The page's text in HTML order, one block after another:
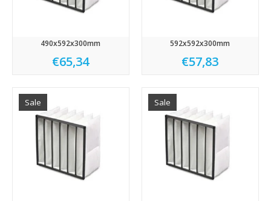
490x592x300mm
€65,34
592x592x300mm
€57,83
Sale Sale